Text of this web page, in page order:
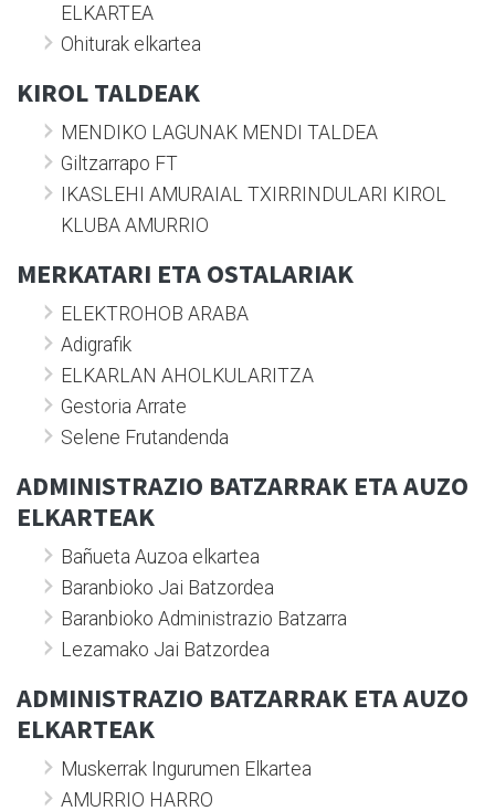
ELKARTEA
Ohiturak elkartea
KIROL TALDEAK
MENDIKO LAGUNAK MENDI TALDEA
Giltzarrapo FT
IKASLEHI AMURAIAL TXIRRINDULARI KIROL
KLUBA AMURRIO
MERKATARI ETA OSTALARIAK
ELEKTROHOB ARABA
Adigrafik
ELKARLAN AHOLKULARITZA
Gestoria Arrate
Selene Frutandenda
ADMINISTRAZIO BATZARRAK ETA AUZO
ELKARTEAK
Bañueta Auzoa elkartea
Baranbioko Jai Batzordea
Baranbioko Administrazio Batzarra
Lezamako Jai Batzordea
ADMINISTRAZIO BATZARRAK ETA AUZO
ELKARTEAK
Muskerrak Ingurumen Elkartea
AMURRIO HARRO